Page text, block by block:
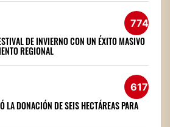
774
DE INVIERNO CON UN ÉXITO MASIVO
REGIONAL
617
LA DONACIÓN DE SEIS HECTÁREAS PARA